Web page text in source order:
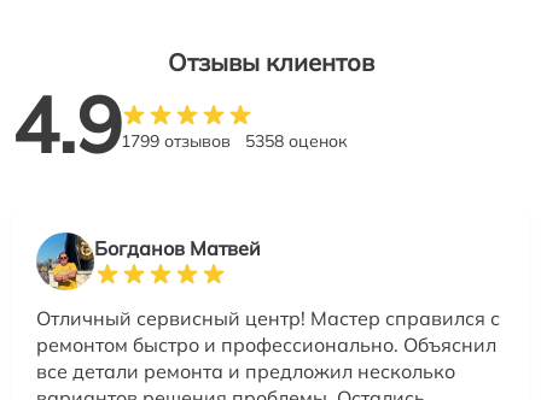
Отзывы клиентов
4.91799 отзывов 5358 оценок
Богданов Матвей
Отличный сервисный центр! Мастер справился с
ремонтом быстро и профессионально. Объяснил
все детали ремонта и предложил несколько